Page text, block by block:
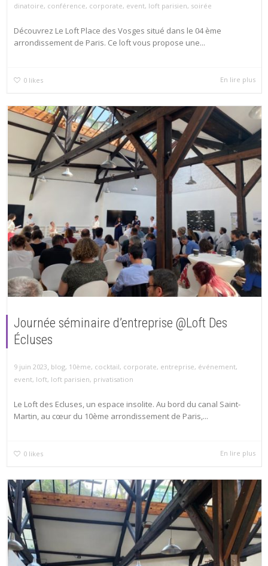
dinatoire, conférence, corporate, event, loft parisien, soirée
Découvrez Le Loft Place des Vosges situé dans le 04 ème
arrondissement de Paris. Ce loft vous propose une...
0 likes En lire plus
Journée séminaire d’entreprise @Loft Des
Écluses
9 juin 2023, blog, 10ème, cocktail, corporate, entreprise, événement,
event, loft, loft parisien, privatisation
Le Loft des Ecluses, un espace insolite. Au bord du canal Saint-
Martin, au cœur du 10ème arrondissement de Paris,...
0 likes En lire plus